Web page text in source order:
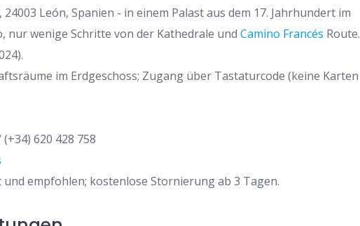
24003 León, Spanien - in einem Palast aus dem 17. Jahrhundert im
nur wenige Schritte von der Kathedrale und Camino Francés Route.
im Erdgeschoss; Zugang über Tastaturcode (keine Karten
620 428 758
empfohlen; kostenlose Stornierung ab 3 Tagen.